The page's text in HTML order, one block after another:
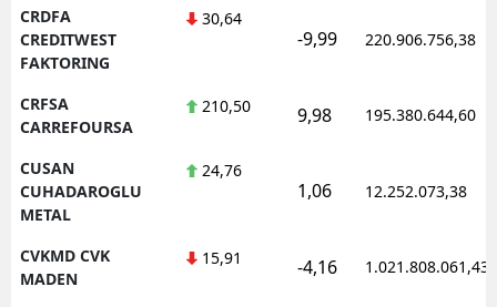
CRDFA
CREDITWEST
FAKTORING
30,64
-9,99 220.906.756,38
CRFSA
CARREFOURSA
210,50 9,98 195.380.644,60
CUSAN
CUHADAROGLU
METAL
24,76
1,06 12.252.073,38
CVKMD CVK
MADEN
15,91 -4,16 1.021.808.061,43